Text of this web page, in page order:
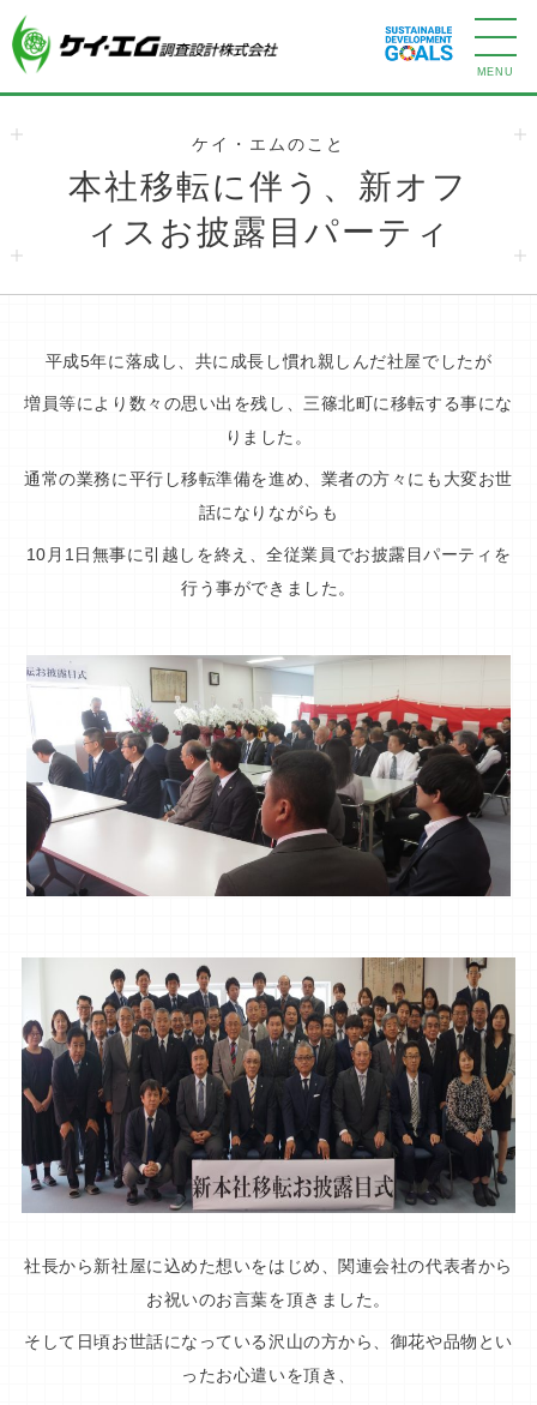
ケイ・エムのこと
本社移転に伴う、新オフ
ィスお披露目パーティ
平成5年に落成し、共に成長し慣れ親しんだ社屋でしたが
増員等により数々の思い出を残し、 三篠北町に移転する事にな
りました。
通常の業務に平行し移転準備を進め、業者の方々にも大変お世
話になりながらも
10月1日無事に引越しを終え、全従業員でお披露目パーティを
行う事ができました。
社長から新社屋に込めた想いをはじめ、関連会社の代表者から
お祝いのお言葉を頂きました。
そして日頃お世話になっている沢山の方から、御花や品物とい
ったお心遣いを頂き、